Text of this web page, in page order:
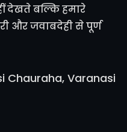
देखते बल्कि हमारे
और जवाबदेही से पूर्ण
Chauraha, Varanasi